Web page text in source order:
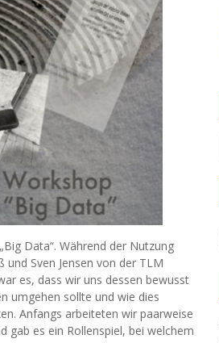
Data“. Während der Nutzung
Sven Jensen von der TLM
es, dass wir uns dessen bewusst
umgehen sollte und wie dies
Anfangs arbeiteten wir paarweise
gab es ein Rollenspiel, bei welchem